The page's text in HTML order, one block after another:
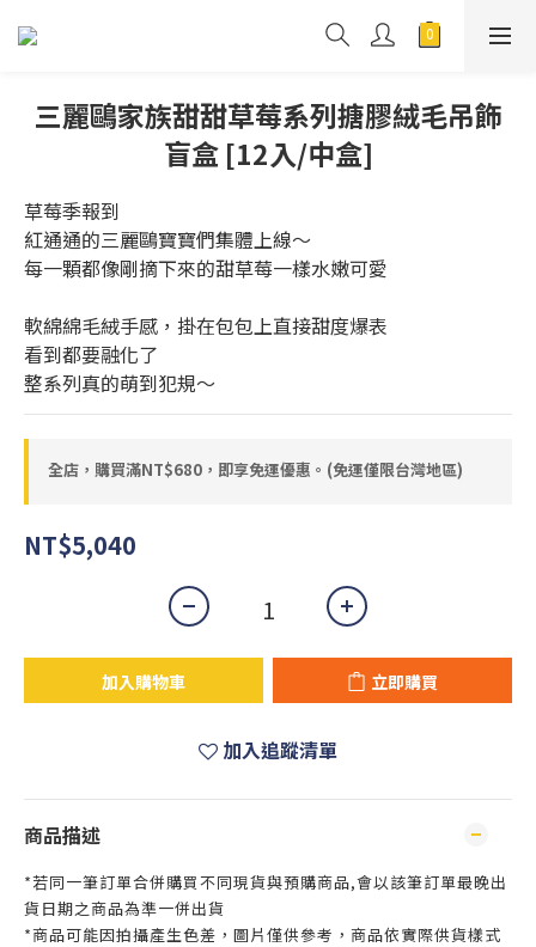
三麗鷗家族甜甜草莓系列搪膠絨毛吊飾
盲盒 [12入/中盒]
草莓季報到
紅通通的三麗鷗寶寶們集體上線～
每一顆都像剛摘下來的甜草莓一樣水嫩可愛
軟綿綿毛絨手感，掛在包包上直接甜度爆表
看到都要融化了
整系列真的萌到犯規～
全店，購買滿NT$680，即享免運優惠。(免運僅限台灣地區)
NT$5,040
加入購物車 立即購買
加入追蹤清單
商品描述
*若同一筆訂單合併購買不同現貨與預購商品,會以該筆訂單最晚出
貨日期之商品為準一併出貨
*商品可能因拍攝產生色差，圖片僅供參考，商品依實際供貨樣式